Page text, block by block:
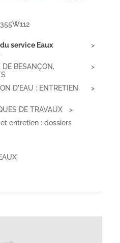
355W112
service Eaux
BESANÇON,
D'EAU : ENTRETIEN,
DE TRAVAUX
entretien : dossiers